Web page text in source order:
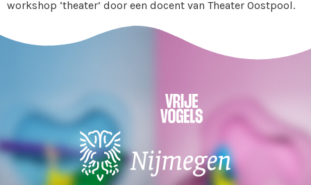
workshop ‘theater’ door een docent van Theater Oostpool.